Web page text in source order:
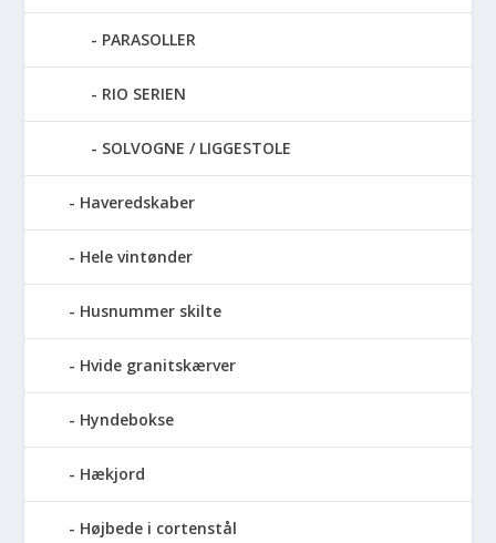
PARASOLLER
RIO SERIEN
SOLVOGNE / LIGGESTOLE
Haveredskaber
Hele vintønder
Husnummer skilte
Hvide granitskærver
Hyndebokse
Hækjord
Højbede i cortenstål